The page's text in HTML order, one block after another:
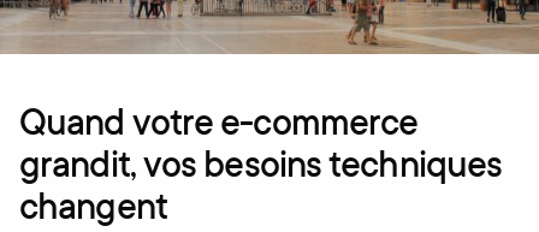
Quand votre e-commerce
grandit, vos besoins techniques
changent